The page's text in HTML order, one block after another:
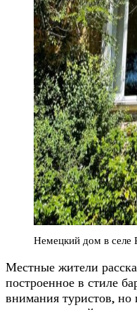
Немецкий дом в селе
Местные жители
построенное в стиле
внимания туристов,